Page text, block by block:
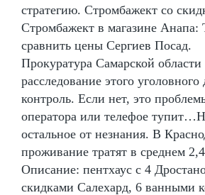
стратегию. Стромбажект со
Стромбажект в магазине Анапа:
сравнить цены Сергиев Посад.
Прокуратура Самарской области
расследование этого
контроль. Если нет, это
оператора или телефое
остальное от незнания. В
проживание тратят в среднем
Описание: пентхаус с 4
скидками Салехард, 6 ванными